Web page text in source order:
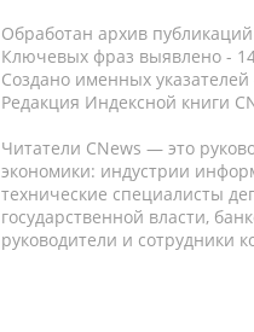
Обработан архив
Ключевых фраз выявлено -
Создано именных указателей
Редакция Индексной книги
Читатели CNews — это
экономики: индустрии
технические специалисты
государственной власти,
руководители и сотрудники